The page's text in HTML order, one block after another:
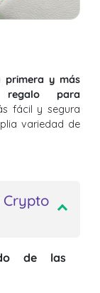
primera y más
para
fácil y segura
variedad de
de las